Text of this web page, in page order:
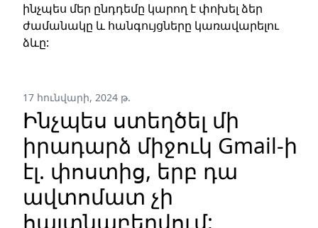
ինչպես մեր ընդդեմը կարող է փոխել ձեր
ժամանակը և հանգույցները կառավարելու
ձևը:
17 հունվարի, 2024 թ.
Ինչպես ստեղծել մի
իրադարձ միջուկ Gmail-ի
էլ. փոստից, երբ դա
ավտոմատ չի
հայտնաբերվում: